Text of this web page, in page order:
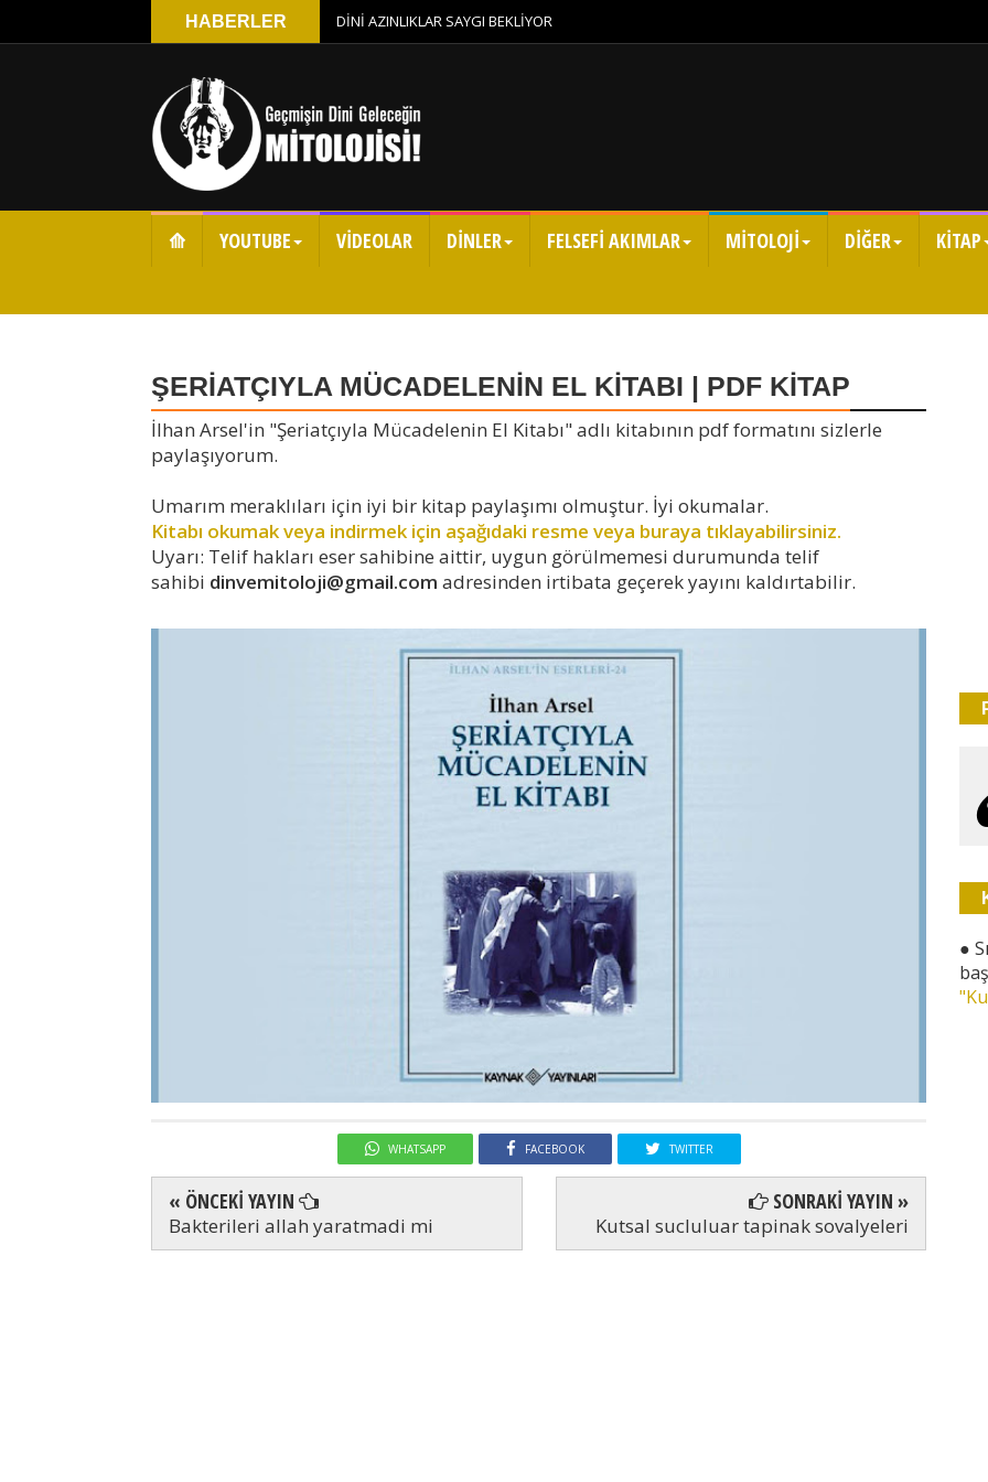
HABERLER DİNİ AZINLIKLAR SAYGI BEKLİYOR
⟰ YOUTUBE VİDEOLAR DİNLER FELSEFİ AKIMLAR MİTOLOJİ DİĞER KİTAP
ŞERİATÇIYLA MÜCADELENİN EL KİTABI | PDF KİTAP
İlhan Arsel'in "Şeriatçıyla Mücadelenin El Kitabı" adlı kitabının pdf formatını sizlerle
paylaşıyorum.
Umarım meraklıları için iyi bir kitap paylaşımı olmuştur. İyi okumalar.
Kitabı okumak veya indirmek için aşağıdaki resme veya buraya tıklayabilirsiniz.
Uyarı: Telif hakları eser sahibine aittir, uygun görülmemesi durumunda telif
sahibi dinvemitoloji@gmail.com adresinden irtibata geçerek yayını kaldırtabilir.
WHATSAPP FACEBOOK TWITTER
« ÖNCEKİ YAYIN
Bakterileri allah yaratmadi mi
SONRAKİ YAYIN »
Kutsal sucluluar tapinak sovalyeleri
●